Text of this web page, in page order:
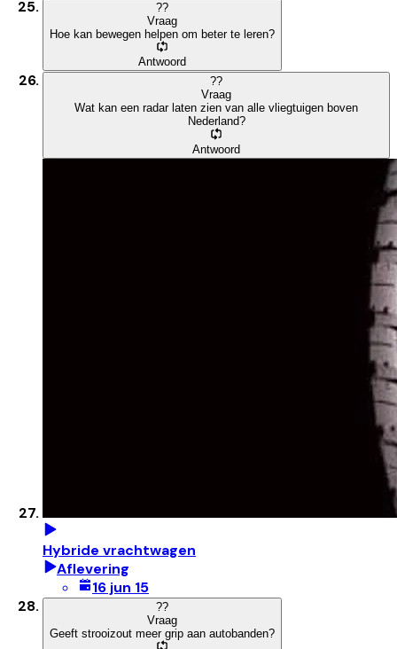
??
Vraag
Hoe kan bewegen helpen om beter te leren?
Antwoord
??
Vraag
Wat kan een radar laten zien van alle vliegtuigen boven
Nederland?
Antwoord
Hybride vrachtwagen
Aflevering
16 jun 15
??
Vraag
Geeft strooizout meer grip aan autobanden?